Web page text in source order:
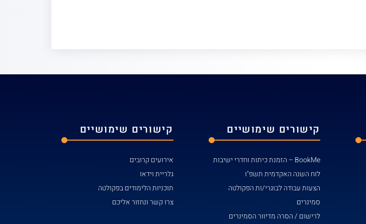
קישורים שימושיים
BookMe – הזמנת כיתות וחדרי ישיבות
לוח השנה האקדמית תשפ"ו
הצעות עבודה לבוגרי/ות הפקולטה
סמינרים
לרישום / הסרה מדיוור הסמינרים
קישורים שימושיים
אירועים קרובים
גלריית וידאו
תוכניות הלימודים בפקולטה
צרו קשר ונחזור אליכם